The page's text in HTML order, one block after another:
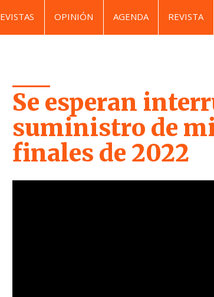
OPINIÓN AGENDA REVISTA
Se esperan
suministro de
finales de 2022